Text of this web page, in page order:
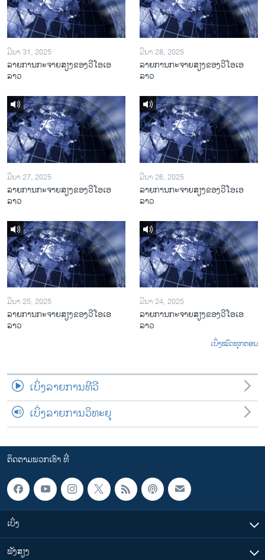
ມີນາ 31, 2025
ລາຍການກະຈາຍສຽງຂອງວີໂອເອ
ລາວ
ມີນາ 28, 2025
ລາຍການກະຈາຍສຽງຂອງວີໂອເອ
ລາວ
ມີນາ 27, 2025
ລາຍການກະຈາຍສຽງຂອງວີໂອເອ
ລາວ
ມີນາ 26, 2025
ລາຍການກະຈາຍສຽງຂອງວີໂອເອ
ລາວ
ມີນາ 25, 2025
ລາຍການກະຈາຍສຽງຂອງວີໂອເອ
ລາວ
ມີນາ 24, 2025
ລາຍການກະຈາຍສຽງຂອງວີໂອເອ
ລາວ
ເບິ່ງໝົດທຸກຕອນ
ເບິ່ງລາຍການທີວີ
ເບິ່ງລາຍການວິທະຍຸ
ຕິດຕາມພວກເຮົາ ທີ່
ເບິ່ງ
ຟັງສຽງ